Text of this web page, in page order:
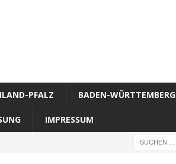
PFALZ BADEN-WÜRTTEMBERG
IMPRESSUM